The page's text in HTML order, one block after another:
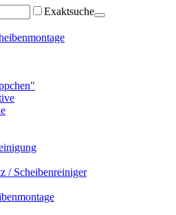
Exaktsuche
/ Scheibenreiniger